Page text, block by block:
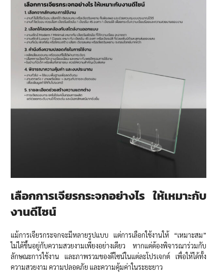
เลือกการเจียรกระจกอย่างไร ให้เหมาะกับ
งานดีไซน์
แม้การเจียรกระจกจะมีหลายรูปแบบ แต่การเลือกใช้งานให้ “เหมาะสม”
ไม่ได้ขึ้นอยู่กับความสวยงามเพียงอย่างเดียว หากแต่ต้องพิจารณาร่วมกับ
ลักษณะการใช้งาน และภาพรวมของดีไซน์ในแต่ละโปรเจกต์ เพื่อให้ได้ทั้ง
ความสวยงาม ความปลอดภัย และความคุ้มค่าในระยะยาว